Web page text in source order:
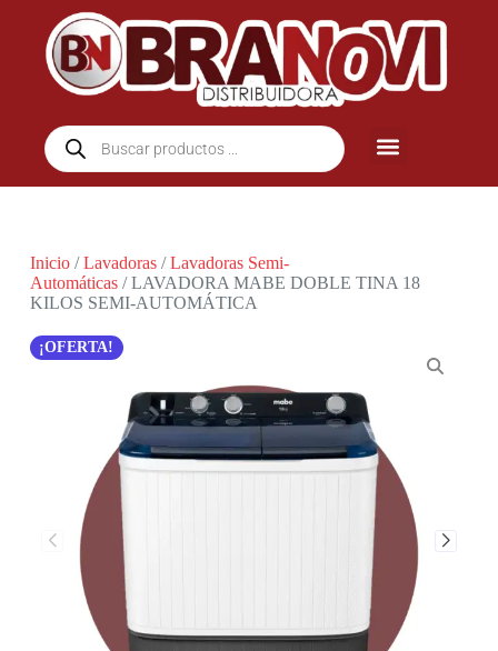
Inicio/Lavadoras/Lavadoras Semi-
Automáticas/ LAVADORA MABE DOBLE TINA 18
KILOS SEMI-AUTOMÁTICA
¡OFERTA!